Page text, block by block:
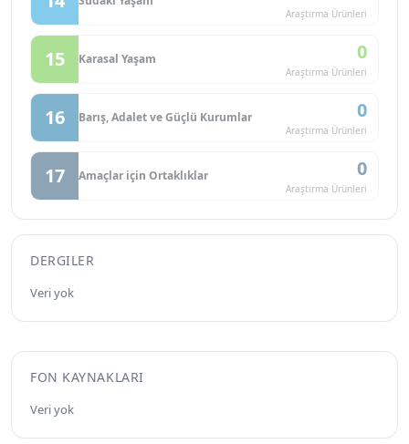
Araştırma Ürünleri
15 Karasal Yaşam 0
Araştırma Ürünleri
16 Barış, Adalet ve Güçlü Kurumlar 0
Araştırma Ürünleri
17 Amaçlar için Ortaklıklar 0
Araştırma Ürünleri
DERGILER
Veri yok
FON KAYNAKLARI
Veri yok